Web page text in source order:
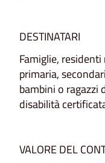
DESTINATARI
Famiglie,
primaria,
bambini o ragazzi
disabilità
VALORE DEL